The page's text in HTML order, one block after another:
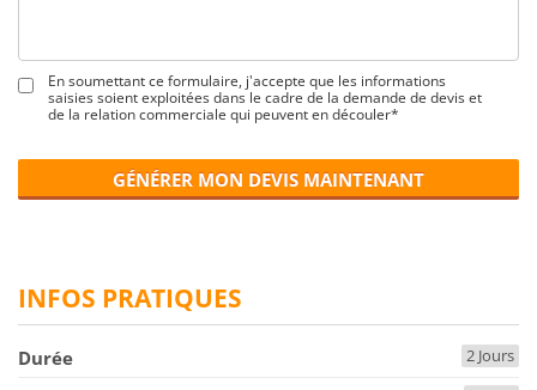
En soumettant ce formulaire, j'accepte que les informations
saisies soient exploitées dans le cadre de la demande de devis et
de la relation commerciale qui peuvent en découler*
GÉNÉRER MON DEVIS MAINTENANT
INFOS PRATIQUES
Durée 2 Jours